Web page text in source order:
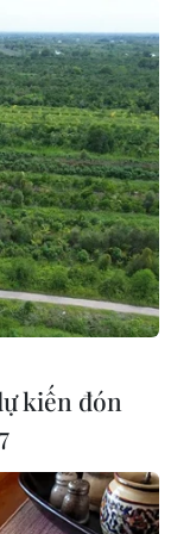
Tòa án,
hàng... gọi
hỗ trợ lấy
Hồng Minh
tuyến ngày càng
kiến đón